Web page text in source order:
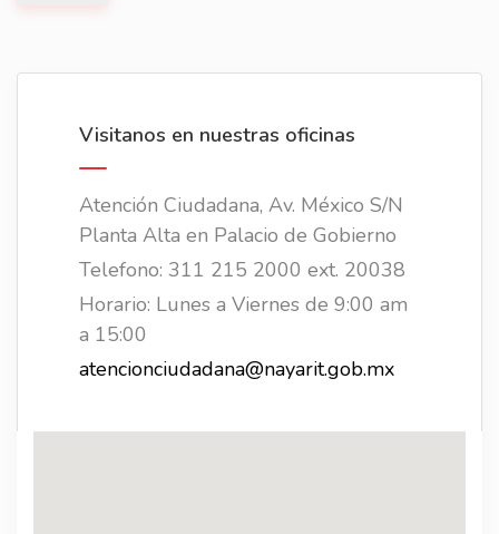
Visitanos en nuestras oficinas
Atención Ciudadana, Av. México S/N
Planta Alta en Palacio de Gobierno
Telefono: 311 215 2000 ext. 20038
Horario: Lunes a Viernes de 9:00 am
a 15:00
atencionciudadana@nayarit.gob.mx